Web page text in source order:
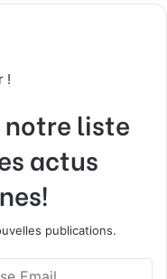
!
liste
actus
publications.